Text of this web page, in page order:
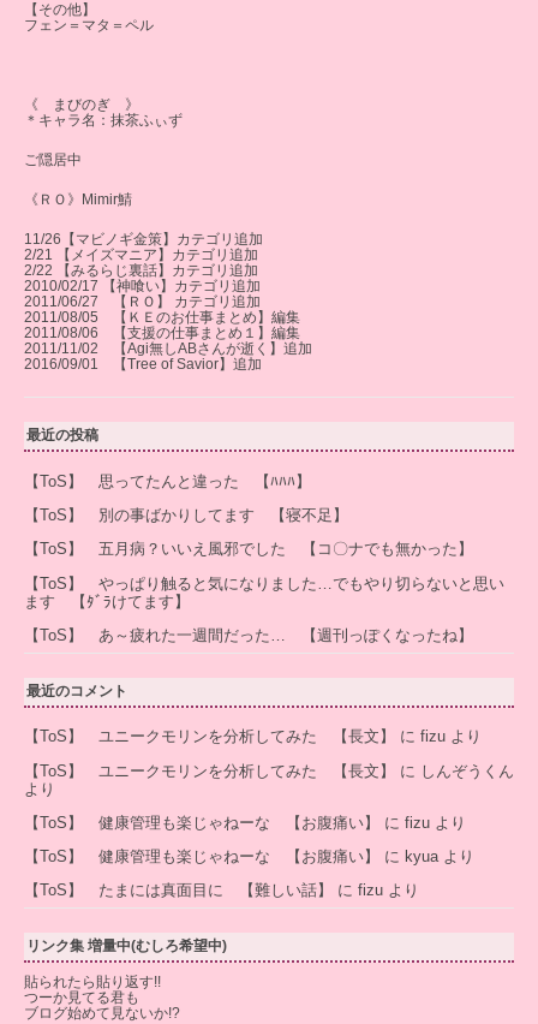
【その他】
フェン＝マタ＝ペル
《 まびのぎ 》
＊キャラ名：抹茶ふぃず
ご隠居中
《ＲＯ》Mimir鯖
11/26【マビノギ金策】カテゴリ追加
2/21 【メイズマニア】カテゴリ追加
2/22 【みるらじ裏話】カテゴリ追加
2010/02/17 【神喰い】カテゴリ追加
2011/06/27 【ＲＯ】 カテゴリ追加
2011/08/05 【ＫＥのお仕事まとめ】編集
2011/08/06 【支援の仕事まとめ１】編集
2011/11/02 【Agi無しABさんが逝く】追加
2016/09/01 【Tree of Savior】追加
最近の投稿
【ToS】 思ってたんと違った 【ﾊﾊﾊ】
【ToS】 別の事ばかりしてます 【寝不足】
【ToS】 五月病？いいえ風邪でした 【コ〇ナでも無かった】
【ToS】 やっぱり触ると気になりました…でもやり切らないと思い
ます 【ﾀﾞﾗけてます】
【ToS】 あ～疲れた一週間だった… 【週刊っぽくなったね】
最近のコメント
【ToS】 ユニークモリンを分析してみた 【長文】 に fizu より
【ToS】 ユニークモリンを分析してみた 【長文】
に しんぞうくん
より
【ToS】 健康管理も楽じゃねーな 【お腹痛い】
に fizu より
【ToS】 健康管理も楽じゃねーな 【お腹痛い】
に kyuaより
【ToS】 たまには真面目に 【難しい話】
に fizu より
リンク集 増量中(むしろ希望中)
貼られたら貼り返す!!
つーか見てる君も
ブログ始めて見ないか!?